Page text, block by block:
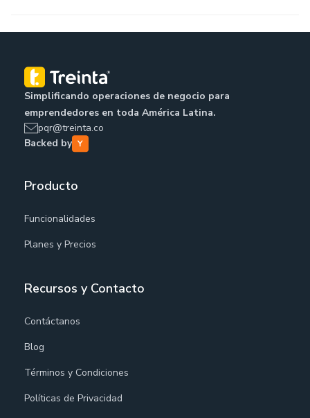
Simplificando operaciones de negocio para
emprendedores en toda América Latina.
pqr@treinta.co
Backed by
Producto
Funcionalidades
Planes y Precios
Recursos y Contacto
Contáctanos
Blog
Términos y Condiciones
Políticas de Privacidad